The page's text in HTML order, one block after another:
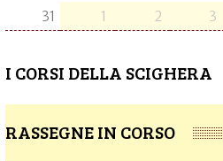
31
1 2 3
I CORSI DELLA SCIGHERA
RASSEGNE IN CORSO